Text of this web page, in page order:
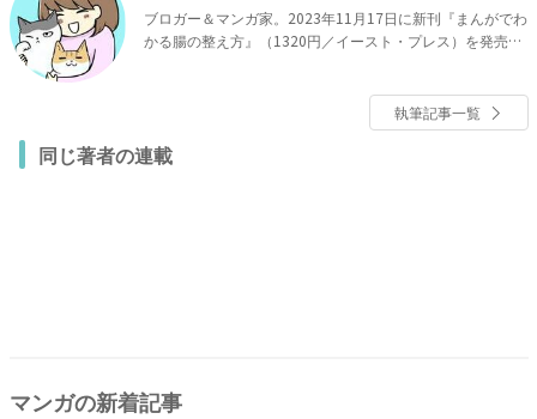
ブロガー＆マンガ家。2023年11月17日に新刊『まんがでわ
かる腸の整え方』（1320円／イースト・プレス）を発売。
執筆記事一覧
同じ著者の連載
マンガの新着記事